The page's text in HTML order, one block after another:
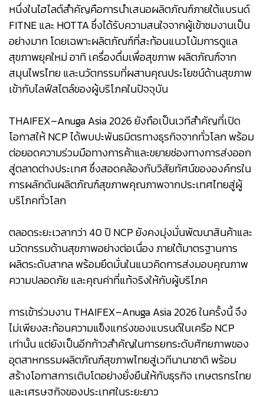
หนึ่งในไฮไลต์สำคัญคือการนำเสนอผลิตภัณฑ์ภายใต้แบรนด์
FITNE และ HOTTA ซึ่งได้รับความสนใจจากผู้เข้าชมงานเป็น
อย่างมาก โดยเฉพาะผลิตภัณฑ์ที่สะท้อนแนวโน้มการดูแล
สุขภาพยุคใหม่ อาทิ เครื่องดื่มเพื่อสุขภาพ ผลิตภัณฑ์จาก
สมุนไพรไทย และนวัตกรรมที่ผสานคุณประโยชน์ด้านสุขภาพ
เข้ากับไลฟ์สไตล์ของผู้บริโภคในปัจจุบัน
THAIFEX–Anuga Asia 2026 ยังถือเป็นเวทีสำคัญที่เปิด
โอกาสให้ NCP ได้พบปะพันธมิตรทางธุรกิจจากทั่วโลก พร้อม
ต่อยอดความร่วมมือทางการค้าและขยายช่องทางการส่งออก
สู่ตลาดต่างประเทศ ซึ่งสอดคล้องกับวิสัยทัศน์ขององค์กรใน
การผลักดันผลิตภัณฑ์สุขภาพคุณภาพจากประเทศไทยสู่ผู้
บริโภคทั่วโลก
ตลอดระยะเวลากว่า 40 ปี NCP ยังคงมุ่งมั่นพัฒนาสินค้าและ
นวัตกรรมด้านสุขภาพอย่างต่อเนื่อง ภายใต้มาตรฐานการ
ผลิตระดับสากล พร้อมยึดมั่นในแนวคิดการส่งมอบคุณภาพ
ความปลอดภัย และคุณค่าที่แท้จริงให้กับผู้บริโภค
การเข้าร่วมงาน THAIFEX–Anuga Asia 2026 ในครั้งนี้ จึง
ไม่เพียงสะท้อนความแข็งแกร่งของแบรนด์ในเครือ NCP
เท่านั้น แต่ยังเป็นอีกก้าวสำคัญในการยกระดับศักยภาพของ
อุตสาหกรรมผลิตภัณฑ์สุขภาพไทยสู่เวทีนานาชาติ พร้อม
สร้างโอกาสการเติบโตอย่างยั่งยืนให้กับธุรกิจ เกษตรกรไทย
และเศรษฐกิจของประเทศในระยะยาว